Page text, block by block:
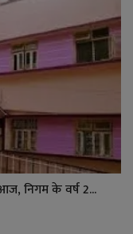
निगम के वर्ष 2...